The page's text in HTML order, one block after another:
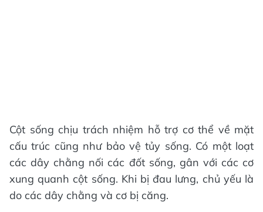
Cột sống chịu trách nhiệm hỗ trợ cơ thể về mặt
cấu trúc cũng như bảo vệ tủy sống. Có một loạt
các dây chằng nối các đốt sống, gân với các cơ
xung quanh cột sống. Khi bị đau lưng, chủ yếu là
do các dây chằng và cơ bị căng.